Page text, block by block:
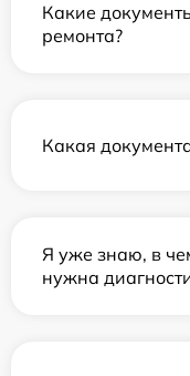
Какие
ремонта?
Какая
Я уже знаю, в
нужна